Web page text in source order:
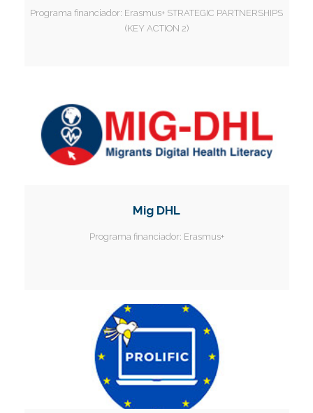
Programa financiador: Erasmus+ STRATEGIC PARTNERSHIPS
(KEY ACTION 2)
Mig DHL
Programa financiador: Erasmus+